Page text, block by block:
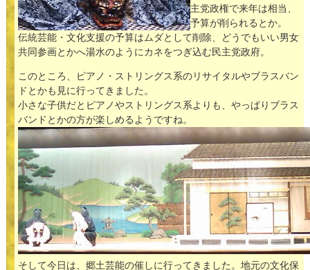
主党政権で来年は相当、
予算が削られるとか。
伝統芸能・文化支援の予算はムダとして削除、どうでもいい男女
共同参画とかへ湯水のようにカネをつぎ込む民主党政府。
このところ、ピアノ・ストリングス系のリサイタルやブラスバン
ドとかも見に行ってきました。
小さな子供だとピアノやストリングス系よりも、やっぱりブラス
バンドとかの方が楽しめるようですね。
そして今日は、郷土芸能の催しに行ってきました。地元の文化保